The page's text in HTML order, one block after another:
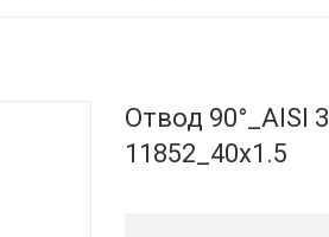
Отвод 90°_AISI
11852_40x1.5